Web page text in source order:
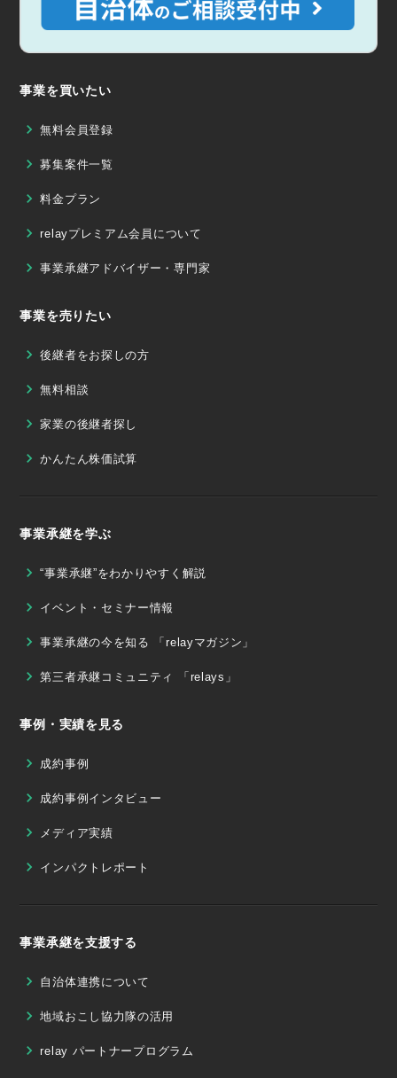
事業を買いたい
無料会員登録
募集案件一覧
料金プラン
relayプレミアム会員について
事業承継アドバイザー・専門家
事業を売りたい
後継者をお探しの方
無料相談
家業の後継者探し
かんたん株価試算
事業承継を学ぶ
“事業承継”をわかりやすく解説
イベント・セミナー情報
事業承継の今を知る 「relayマガジン」
第三者承継コミュニティ 「relays」
事例・実績を見る
成約事例
成約事例インタビュー
メディア実績
インパクトレポート
事業承継を支援する
自治体連携について
地域おこし協力隊の活用
relay パートナープログラム